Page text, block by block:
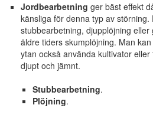
Jordbearbetning ger bäst effekt
känsliga för denna typ av
stubbearbetning, djupplöjning
äldre tiders skumplöjning. Man
ytan också använda kultivator
djupt och jämnt.
Stubbearbetning.
Plöjning.